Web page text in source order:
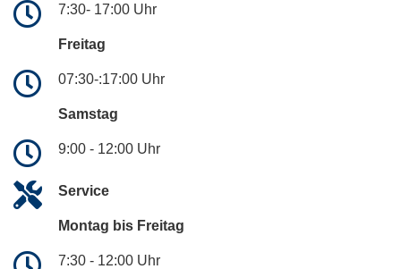
7:30- 17:00 Uhr
Freitag
07:30-:17:00 Uhr
Samstag
9:00 - 12:00 Uhr
Service
Montag bis Freitag
7:30 - 12:00 Uhr